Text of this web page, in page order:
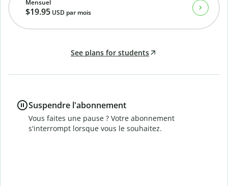
Mensuel
$19.95 USD par mois
See plans for students
Suspendre l'abonnement
Vous faites une pause ? Votre abonnement
s'interrompt lorsque vous le souhaitez.